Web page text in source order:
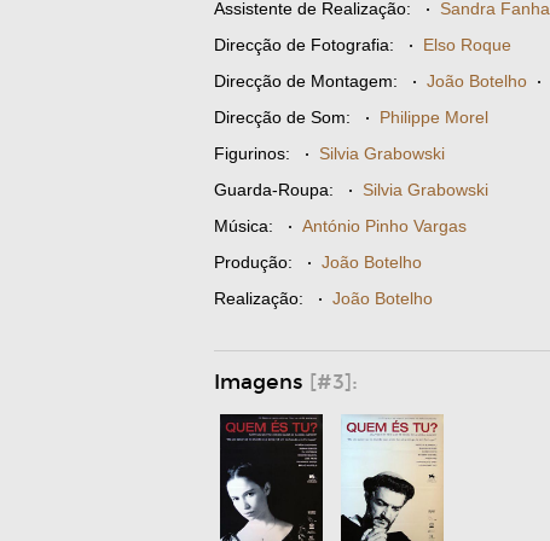
Assistente de Realização: · Sandra Fanha
Direcção de Fotografia: · Elso Roque
Direcção de Montagem: · João Botelho ·
Direcção de Som: · Philippe Morel
Figurinos: · Silvia Grabowski
Guarda-Roupa: · Silvia Grabowski
Música: · António Pinho Vargas
Produção: · João Botelho
Realização: · João Botelho
Imagens [#3]: